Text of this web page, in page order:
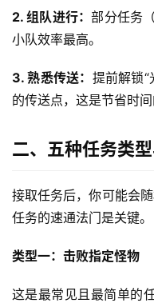
2. 组队进行：部分任务
小队效率最高。
3. 熟悉传送： 提前解锁“
的传送点，这是节省时
二、五种任务类
接取任务后，你可能会
任务的速通法门是关键。
类型一：击败指定怪物
这是最常见且最简单的